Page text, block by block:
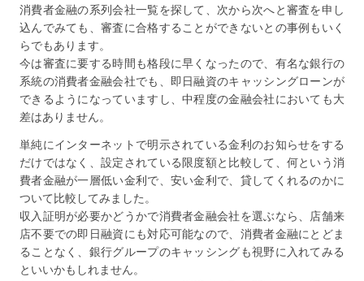
消費者金融の系列会社一覧を探して、次から次へと審査を申し
込んでみても、審査に合格することができないとの事例もいく
らでもあります。
今は審査に要する時間も格段に早くなったので、有名な銀行の
系統の消費者金融会社でも、即日融資のキャッシングローンが
できるようになっていますし、中程度の金融会社においても大
差はありません。
単純にインターネットで明示されている金利のお知らせをする
だけではなく、設定されている限度額と比較して、何という消
費者金融が一層低い金利で、安い金利で、貸してくれるのかに
ついて比較してみました。
収入証明が必要かどうかで消費者金融会社を選ぶなら、店舗来
店不要での即日融資にも対応可能なので、消費者金融にとどま
ることなく、銀行グループのキャッシングも視野に入れてみる
といいかもしれません。